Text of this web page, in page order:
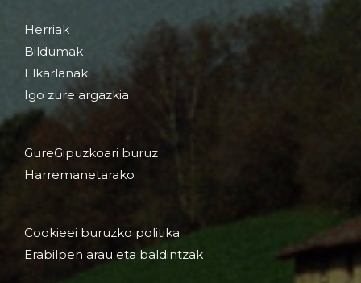
Herriak
Bildumak
Elkarlanak
Igo zure argazkia
GureGipuzkoari buruz
Harremanetarako
Cookieei buruzko politika
Erabilpen arau eta baldintzak